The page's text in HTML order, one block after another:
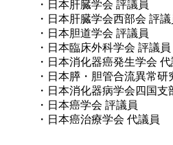
・日本肝臓学会 評議員
・日本肝臓学会西部会 評議
・日本胆道学会 評議員
・日本臨床外科学会 評議員
・日本消化器癌発生学会 代
・日本膵・胆管合流異常研
・日本消化器病学会四国支
・日本癌学会 評議員
・日本癌治療学会 代議員